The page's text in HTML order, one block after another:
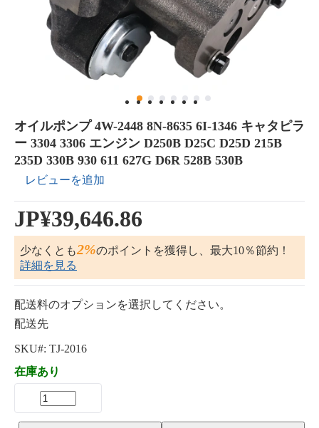
オイルポンプ 4W-2448 8N-8635 6I-1346 キャタピラ
ー 3304 3306 エンジン D250B D25C D25D 215B
235D 330B 930 611 627G D6R 528B 530B
レビューを追加
JP¥39,646.86
少なくとも2%のポイントを獲得し、最大10％節約！
詳細を見る
配送料のオプションを選択してください。
配送先
SKU#: TJ-2016
在庫あり